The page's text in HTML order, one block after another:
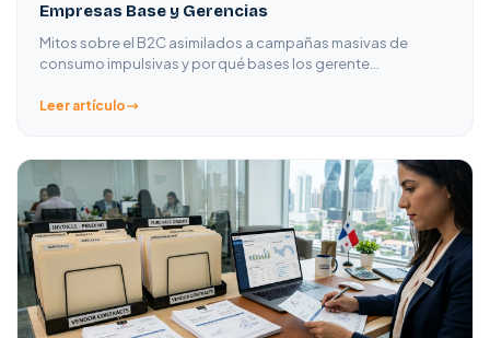
Empresas Base y Gerencias
Mitos sobre el B2C asimilados a campañas masivas de
consumo impulsivas y por qué bases los gerente…
Leer artículo